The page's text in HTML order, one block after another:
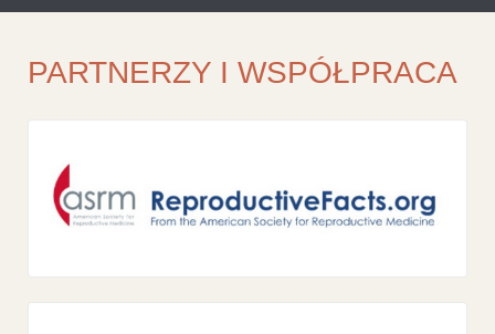
PARTNERZY I WSPÓŁPRACA